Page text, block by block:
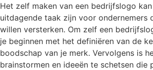
Het zelf maken van een bedrijfslogo
uitdagende taak zijn voor ondernemers
willen versterken. Om zelf een
je beginnen met het definiëren van de
boodschap van je merk. Vervolgens is
brainstormen en ideeën te schetsen die